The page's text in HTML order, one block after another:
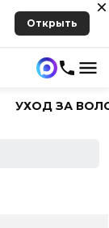
Открыть
УХОД ЗА